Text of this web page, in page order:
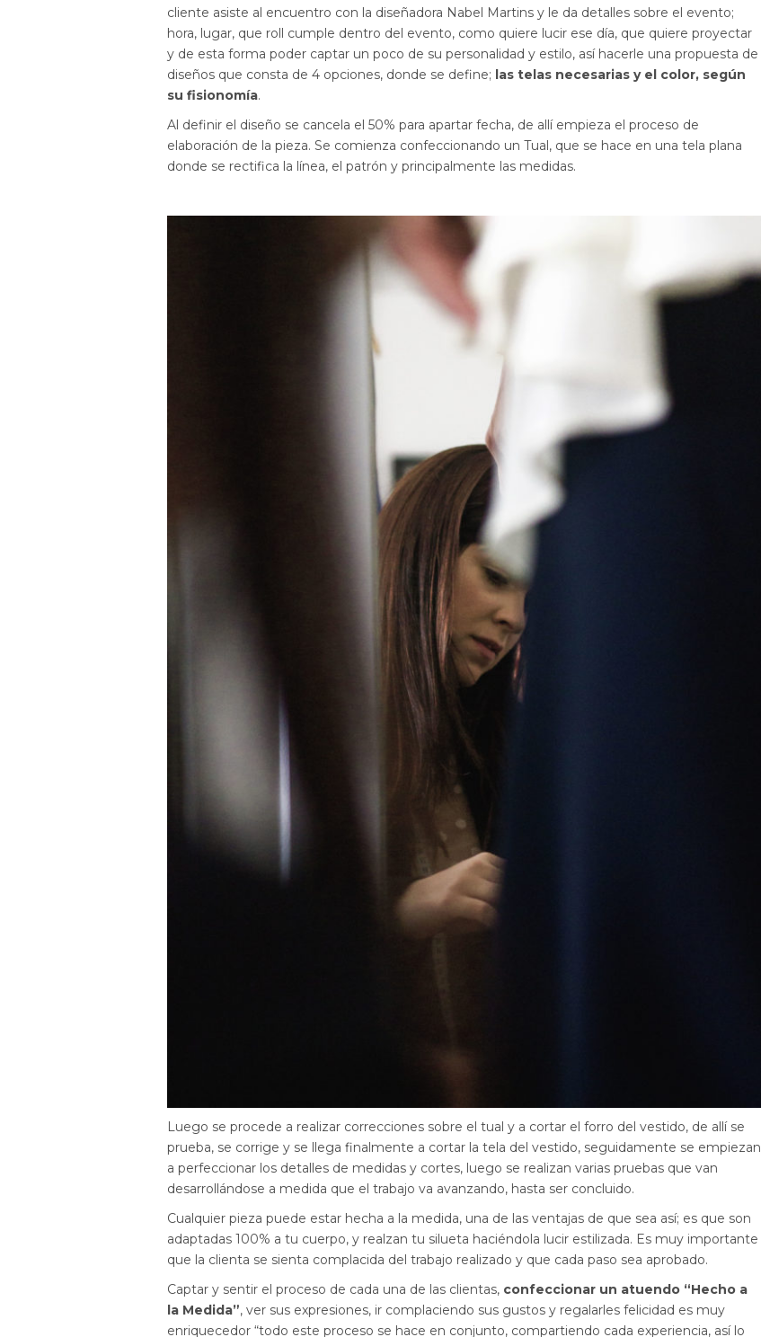
cliente asiste al encuentro con la diseñadora Nabel Martins y le da detalles sobre el evento;
hora, lugar, que roll cumple dentro del evento, como quiere lucir ese día, que quiere proyectar
y de esta forma poder captar un poco de su personalidad y estilo, así hacerle una propuesta de
diseños que consta de 4 opciones, donde se define; las telas necesarias y el color, según
su fisionomía.
Al definir el diseño se cancela el 50% para apartar fecha, de allí empieza el proceso de
elaboración de la pieza. Se comienza confeccionando un Tual, que se hace en una tela plana
donde se rectifica la línea, el patrón y principalmente las medidas.
Luego se procede a realizar correcciones sobre el tual y a cortar el forro del vestido, de allí se
prueba, se corrige y se llega finalmente a cortar la tela del vestido, seguidamente se empiezan
a perfeccionar los detalles de medidas y cortes, luego se realizan varias pruebas que van
desarrollándose a medida que el trabajo va avanzando, hasta ser concluido.
Cualquier pieza puede estar hecha a la medida, una de las ventajas de que sea así; es que son
adaptadas 100% a tu cuerpo, y realzan tu silueta haciéndola lucir estilizada. Es muy importante
que la clienta se sienta complacida del trabajo realizado y que cada paso sea aprobado.
Captar y sentir el proceso de cada una de las clientas, confeccionar un atuendo “Hecho a
la Medida”, ver sus expresiones, ir complaciendo sus gustos y regalarles felicidad es muy
enriquecedor “todo este proceso se hace en conjunto, compartiendo cada experiencia, así lo